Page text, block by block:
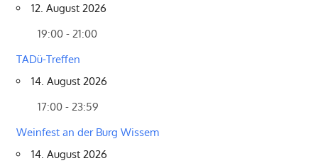
12. August 2026
19:00 - 21:00
TADü-Treffen
14. August 2026
17:00 - 23:59
Weinfest an der Burg Wissem
14. August 2026